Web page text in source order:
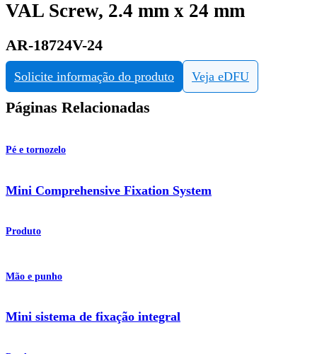
VAL Screw, 2.4 mm x 24 mm
AR-18724V-24
Solicite informação do produto Veja eDFU
Páginas Relacionadas
Pé e tornozelo
Mini Comprehensive Fixation System
Produto
Mão e punho
Mini sistema de fixação integral